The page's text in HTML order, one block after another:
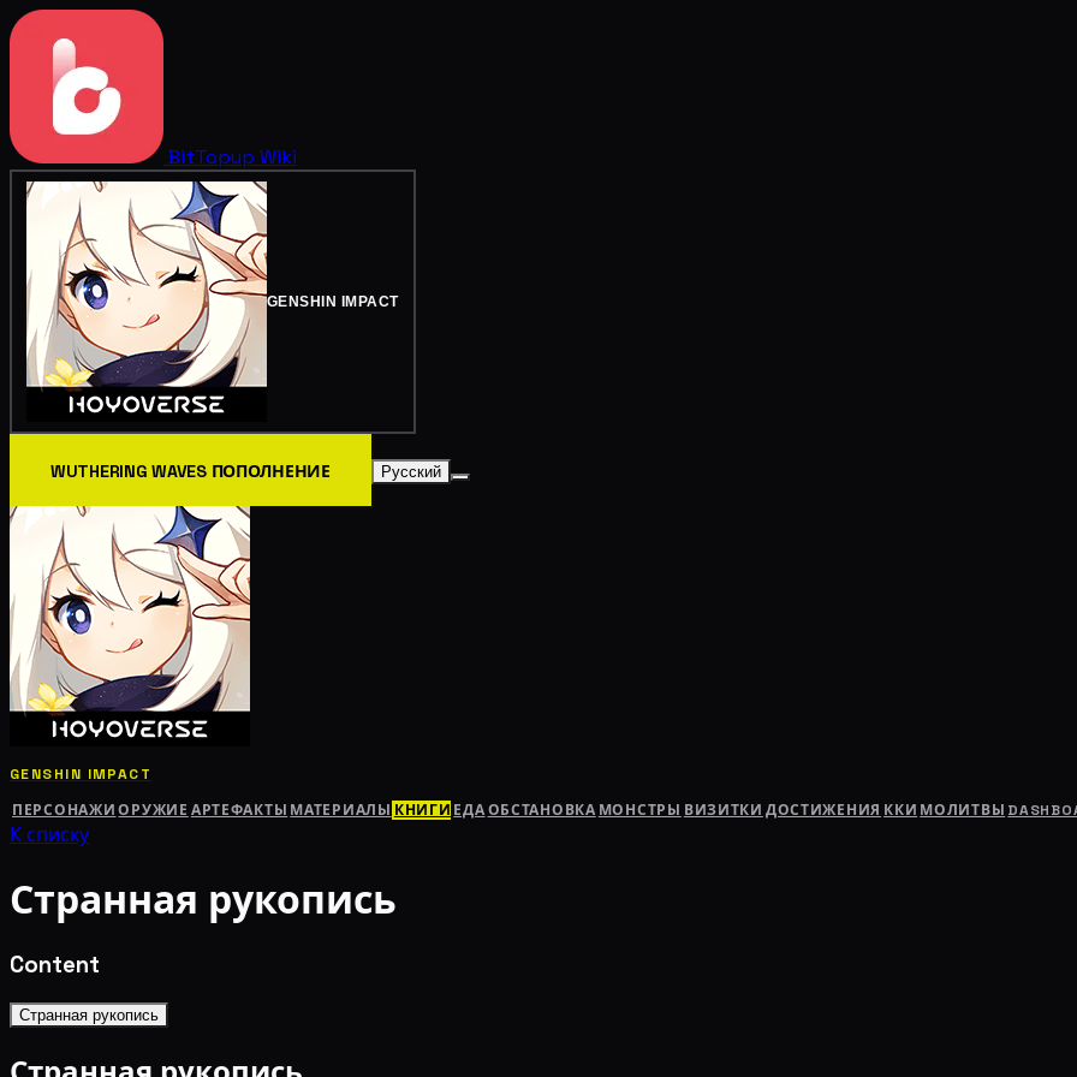
BitTopup Wiki
GENSHIN IMPACT
WUTHERING WAVES ПОПОЛНЕНИЕ Русский
GENSHIN IMPACT
ПЕРСОНАЖИ ОРУЖИЕ АРТЕФАКТЫ МАТЕРИАЛЫ КНИГИ ЕДАОБСТАНОВКА МОНСТРЫ ВИЗИТКИ ДОСТИЖЕНИЯ ККИ МОЛИТВЫ
К списку
Странная рукопись
Content
Странная рукопись